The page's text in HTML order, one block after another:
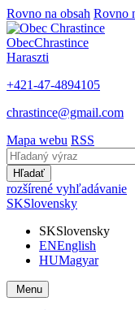
Rovno na obsah Rovno
ObecChrastince
Haraszti
+421-47-4894105
chrastince@gmail.com
Mapa webu RSS
Hľadať
rozšírené vyhľadávanie
SKSlovensky
SKSlovensky
ENEnglish
HUMagyar
Menu